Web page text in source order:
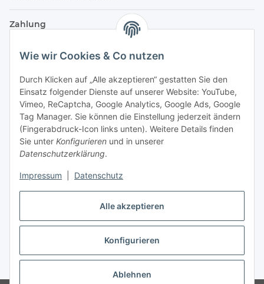
Alle akzeptieren
Konfigurieren
Ablehnen
Wie wir Cookies & Co nutzen
Durch Klicken auf „Alle akzeptieren“ gestatten Sie den
Einsatz folgender Dienste auf unserer Website: YouTube,
Vimeo, ReCaptcha, Google Analytics, Google Ads, Google
Tag Manager. Sie können die Einstellung jederzeit ändern
(Fingerabdruck-Icon links unten). Weitere Details finden
Sie unter Konfigurieren und in unserer
Datenschutzerklärung.
Impressum Datenschutz
Zahlung
Versand
Vertrag widerrufen
* Alle Preise inkl. gesetzlicher USt., zzgl.